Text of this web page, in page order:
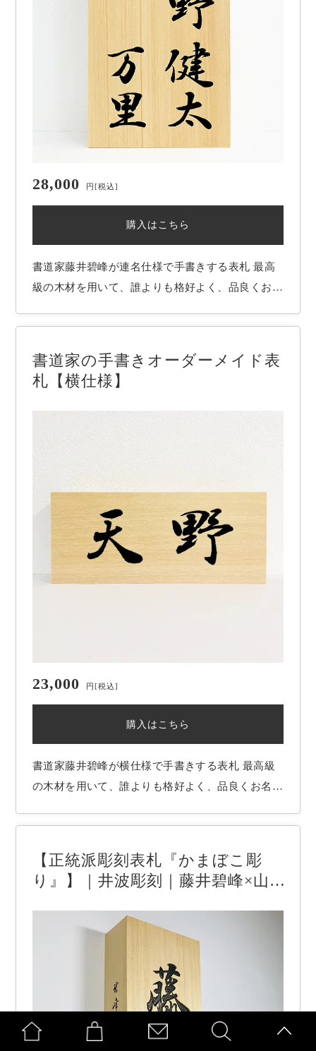
28,000 円[税込]
購入はこちら
書道家藤井碧峰が連名仕様で手書きする表札 最高
級の木材を用いて、誰よりも格好よく、品良くお名
お好みの書体を元に、字形等を時間を掛けて吟味
世界一の表札を作ることが書道家藤井碧峰の使命で
す…
書道家の手書きオーダーメイド表
札【横仕様】
23,000 円[税込]
購入はこちら
書道家藤井碧峰が横仕様で手書きする表札 最高級
の木材を用いて、誰よりも格好よく、品良くお名前
好みの書体を元に、字形等を時間を掛けて吟味し、
一の表札を作ることが書道家藤井碧峰の使命です。
…
【正統派彫刻表札『かまぼこ彫
り』】｜井波彫刻｜藤井碧峰×山